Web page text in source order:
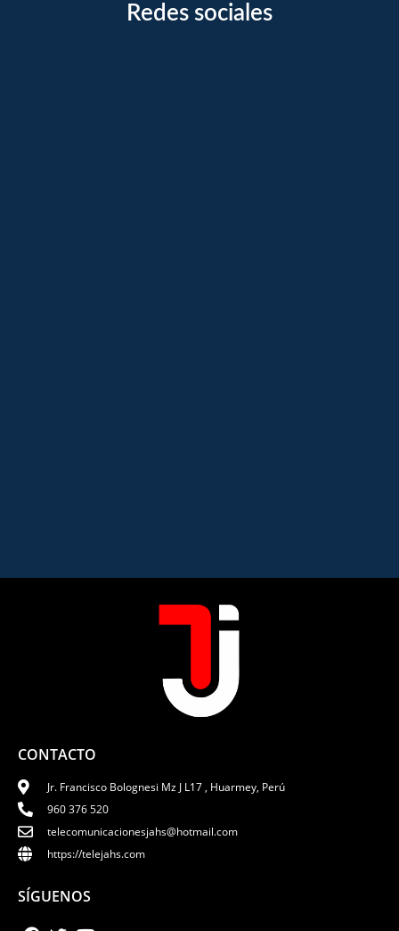
Redes sociales
CONTACTO
Jr. Francisco Bolognesi Mz J L17 , Huarmey, Perú
960 376 520
telecomunicacionesjahs@hotmail.com
https://telejahs.com
SÍGUENOS